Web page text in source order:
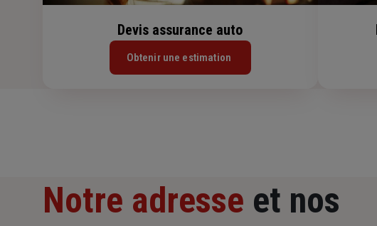
Devis assurance auto
Obtenir une estimation
Notre adresse et nos